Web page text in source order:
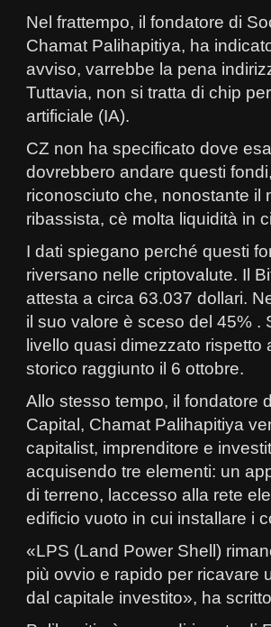
Nel frattempo, il fondatore di
Chamat Palihapitiya, ha
avviso, varrebbe la pena
Tuttavia, non si tratta di chip
artificiale (IA).
CZ non ha specificato dove
dovrebbero andare questi
riconosciuto che, nonostante il
ribassista, cè molta liquidità in
I dati spiegano perché questi
riversano nelle criptovalute. Il
attesta a circa 63.037 dollari.
il suo valore è sceso del 45% .
livello quasi dimezzato rispetto
storico raggiunto il 6 ottobre.
Allo stesso tempo, il fondatore
Capital, Chamat Palihapitiya
capitalist, imprenditore e
acquisendo tre elementi: un
di terreno, laccesso alla rete
edificio vuoto in cui installare i
«LPS (Land Power Shell)
più ovvio e rapido per ricavare
dal capitale investito», ha